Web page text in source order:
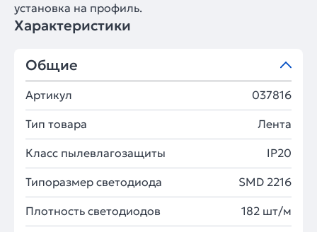
установка на профиль.
Характеристики
Общие
Артикул 037816
Тип товара Лента
Класс пылевлагозащиты IP20
Типоразмер светодиода SMD 2216
Плотность светодиодов 182 шт/м